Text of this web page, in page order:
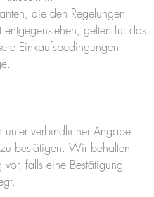
Möbelaufzüge
Toplight 21
Toplight 25
Hubarbeitsbühnen
Theo25 V
Rudi21
die den Regelungen
gelten für das
Einkaufsbedingungen
unter verbindlicher Angabe
bestätigen. Wir behalten
falls eine Bestätigung